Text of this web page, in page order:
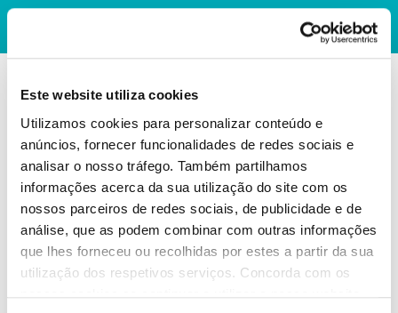
Este website utiliza cookies
Utilizamos cookies para personalizar conteúdo e
anúncios, fornecer funcionalidades de redes sociais e
analisar o nosso tráfego. Também partilhamos
informações acerca da sua utilização do site com os
nossos parceiros de redes sociais, de publicidade e de
análise, que as podem combinar com outras informações
que lhes forneceu ou recolhidas por estes a partir da sua
utilização dos respetivos serviços. Concorda com os